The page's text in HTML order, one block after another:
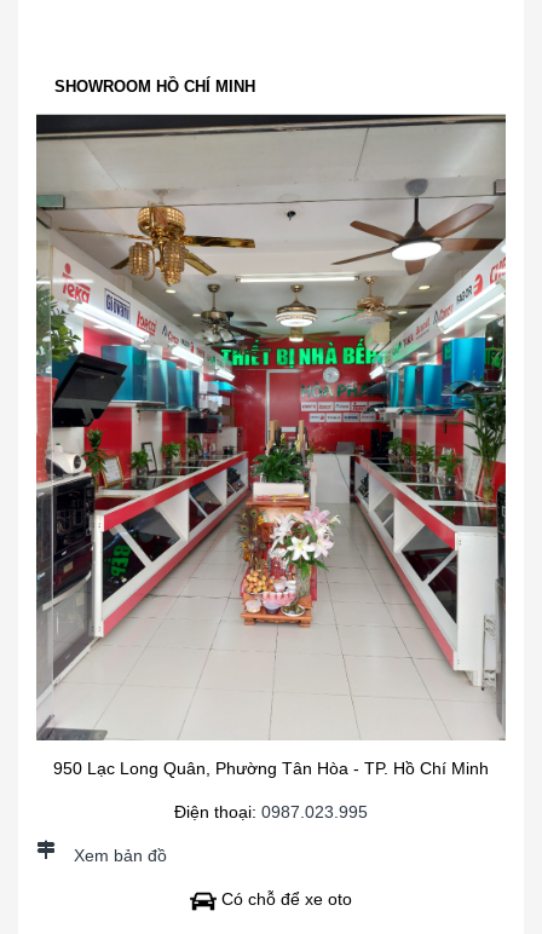
SHOWROOM HỒ CHÍ MINH
950 Lạc Long Quân, Phường Tân Hòa - TP. Hồ Chí Minh
Điện thoại: 0987.023.995
Xem bản đồ
Có chỗ để xe oto